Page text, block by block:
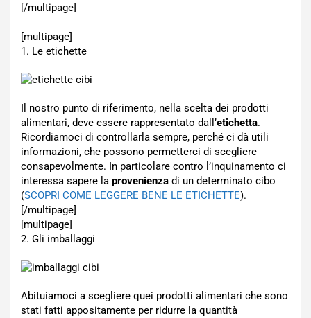
[/multipage]
[multipage]
1. Le etichette
Il nostro punto di riferimento, nella scelta dei prodotti
alimentari, deve essere rappresentato dall’etichetta.
Ricordiamoci di controllarla sempre, perché ci dà utili
informazioni, che possono permetterci di scegliere
consapevolmente. In particolare contro l’inquinamento ci
interessa sapere la provenienza di un determinato cibo
(SCOPRI COME LEGGERE BENE LE ETICHETTE).
[/multipage]
[multipage]
2. Gli imballaggi
Abituiamoci a scegliere quei prodotti alimentari che sono
stati fatti appositamente per ridurre la quantità